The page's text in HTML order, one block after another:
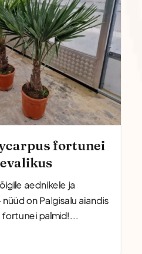
fortunei
aednikele ja
on Palgisalu aiandis
fortunei palmid!...